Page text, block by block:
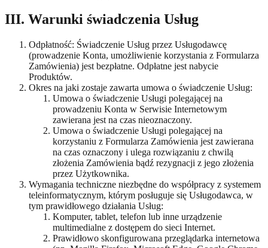
III. Warunki świadczenia Usług
Odpłatność: Świadczenie Usług przez Usługodawcę
(prowadzenie Konta, umożliwienie korzystania z Formularza
Zamówienia) jest bezpłatne. Odpłatne jest nabycie
Produktów.
Okres na jaki zostaje zawarta umowa o świadczenie Usług:
Umowa o świadczenie Usługi polegającej na
prowadzeniu Konta w Serwisie Internetowym
zawierana jest na czas nieoznaczony.
Umowa o świadczenie Usługi polegającej na
korzystaniu z Formularza Zamówienia jest zawierana
na czas oznaczony i ulega rozwiązaniu z chwilą
złożenia Zamówienia bądź rezygnacji z jego złożenia
przez Użytkownika.
Wymagania techniczne niezbędne do współpracy z systemem
teleinformatycznym, którym posługuje się Usługodawca, w
tym prawidłowego działania Usług:
Komputer, tablet, telefon lub inne urządzenie
multimedialne z dostępem do sieci Internet.
Prawidłowo skonfigurowana przeglądarka internetowa